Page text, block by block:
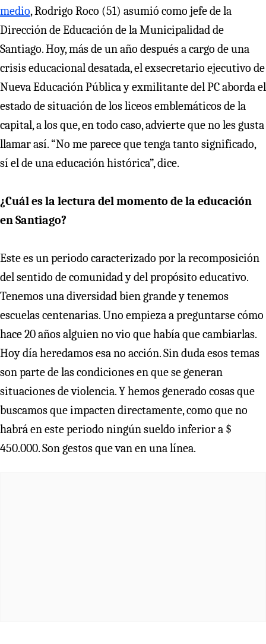
medio, Rodrigo Roco (51) asumió como jefe de la
Dirección de Educación de la Municipalidad de
Santiago. Hoy, más de un año después a cargo de una
crisis educacional desatada, el exsecretario ejecutivo de
Nueva Educación Pública y exmilitante del PC aborda el
estado de situación de los liceos emblemáticos de la
capital, a los que, en todo caso, advierte que no les gusta
llamar así. “No me parece que tenga tanto significado,
sí el de una educación histórica”, dice.
¿Cuál es la lectura del momento de la educación
en Santiago?
Este es un periodo caracterizado por la recomposición
del sentido de comunidad y del propósito educativo.
Tenemos una diversidad bien grande y tenemos
escuelas centenarias. Uno empieza a preguntarse cómo
hace 20 años alguien no vio que había que cambiarlas.
Hoy día heredamos esa no acción. Sin duda esos temas
son parte de las condiciones en que se generan
situaciones de violencia. Y hemos generado cosas que
buscamos que impacten directamente, como que no
habrá en este periodo ningún sueldo inferior a $
450.000. Son gestos que van en una línea.